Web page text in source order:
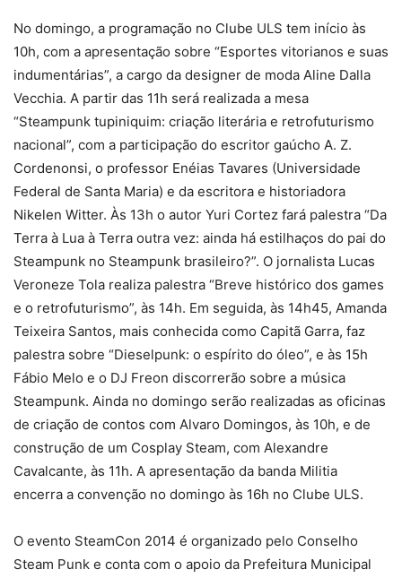
No domingo, a programação no Clube ULS tem início às
10h, com a apresentação sobre “Esportes vitorianos e suas
indumentárias”, a cargo da designer de moda Aline Dalla
Vecchia. A partir das 11h será realizada a mesa
“Steampunk tupiniquim: criação literária e retrofuturismo
nacional”, com a participação do escritor gaúcho A. Z.
Cordenonsi, o professor Enéias Tavares (Universidade
Federal de Santa Maria) e da escritora e historiadora
Nikelen Witter. Às 13h o autor Yuri Cortez fará palestra “Da
Terra à Lua à Terra outra vez: ainda há estilhaços do pai do
Steampunk no Steampunk brasileiro?”. O jornalista Lucas
Veroneze Tola realiza palestra “Breve histórico dos games
e o retrofuturismo”, às 14h. Em seguida, às 14h45, Amanda
Teixeira Santos, mais conhecida como Capitã Garra, faz
palestra sobre “Dieselpunk: o espírito do óleo”, e às 15h
Fábio Melo e o DJ Freon discorrerão sobre a música
Steampunk. Ainda no domingo serão realizadas as oficinas
de criação de contos com Alvaro Domingos, às 10h, e de
construção de um Cosplay Steam, com Alexandre
Cavalcante, às 11h. A apresentação da banda Militia
encerra a convenção no domingo às 16h no Clube ULS.
O evento SteamCon 2014 é organizado pelo Conselho
Steam Punk e conta com o apoio da Prefeitura Municipal